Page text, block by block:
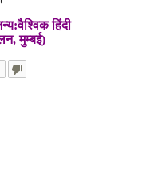
हिंदी
मुम्बई)